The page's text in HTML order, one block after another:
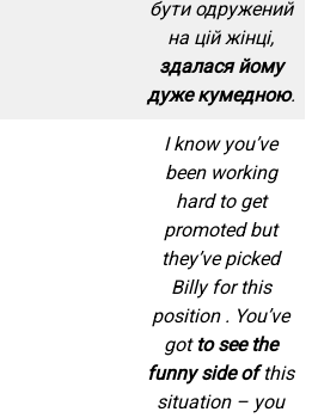
бути одружений
на цій жінці,
здалася йому
дуже кумедною.
I know you’ve
been working
hard to get
promoted but
they’ve picked
Billy for this
position . You’ve
got to see the
funny side ofthis
situation – you